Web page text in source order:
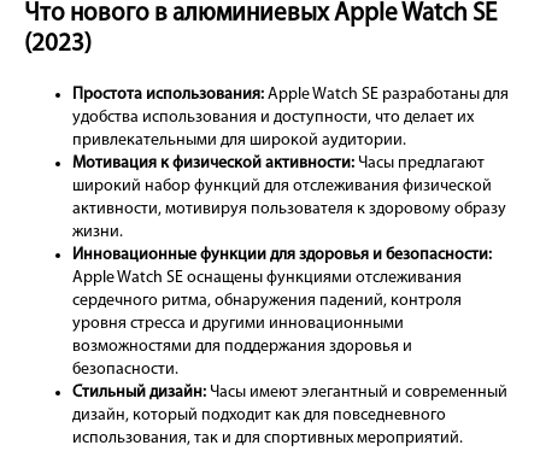
Что нового в алюминиевых Apple Watch SE
(2023)
Простота использования: Apple Watch SE разработаны для
удобства использования и доступности, что делает их
привлекательными для широкой аудитории.
Мотивация к физической активности: Часы предлагают
широкий набор функций для отслеживания физической
активности, мотивируя пользователя к здоровому образу
жизни.
Инновационные функции для здоровья и безопасности:
Apple Watch SE оснащены функциями отслеживания
сердечного ритма, обнаружения падений, контроля
уровня стресса и другими инновационными
возможностями для поддержания здоровья и
безопасности.
Стильный дизайн: Часы имеют элегантный и современный
дизайн, который подходит как для повседневного
использования, так и для спортивных мероприятий.